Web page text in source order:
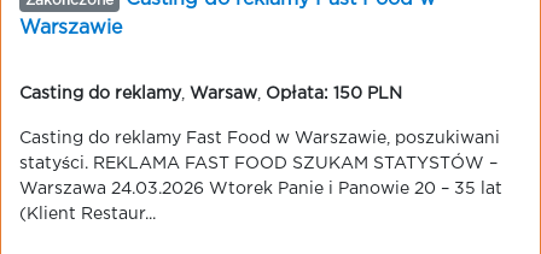
Warszawie
Casting do reklamy, Warsaw Opłata: 150 PLN
Casting do reklamy Fast Food w Warszawie, poszukiwani
statyści. REKLAMA FAST FOOD SZUKAM STATYSTÓW –
Warszawa 24.03.2026 Wtorek Panie i Panowie 20 – 35 lat
(Klient Restaur...